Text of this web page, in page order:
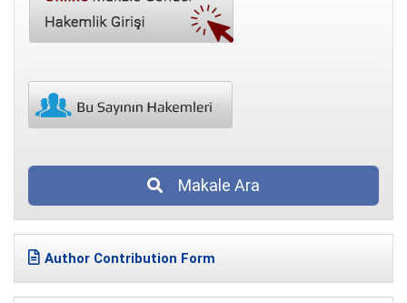
Makale Ara
Author Contribution Form